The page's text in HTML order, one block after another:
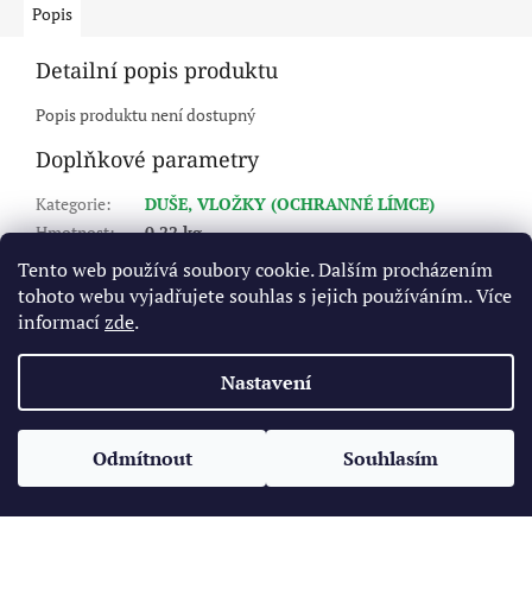
Tento web používá soubory cookie. Dalším procházením
tohoto webu vyjadřujete souhlas s jejich používáním.. Více
informacízde.
Nastavení
Odmítnout Souhlasím
Popis
Detailní popis produktu
Popis produktu není dostupný
Doplňkové parametry
Kategorie:
DUŠE, VLOŽKY (OCHRANNÉ LÍMCE)
Hmotnost:
0.22 kg
EAN
5707562126326
šířka:
11x4
ráfek:
t
Vytvořil Shoptet